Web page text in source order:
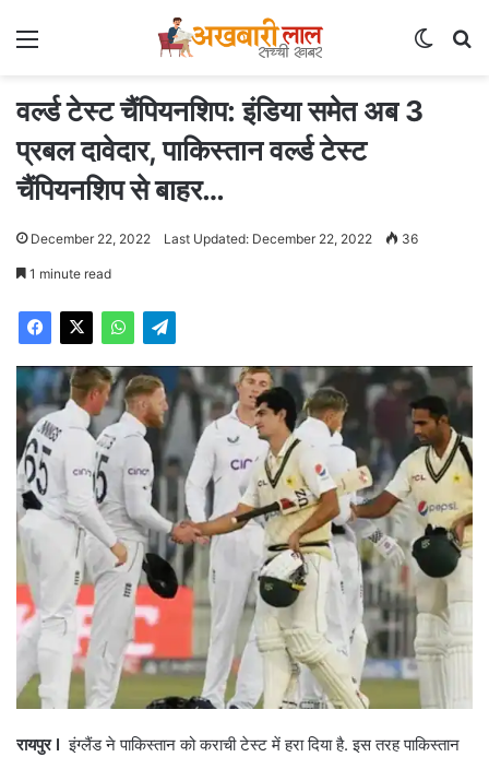
Menu
वर्ल्ड टेस्ट चैंपियनशिप: इंडिया समेत अब 3
प्रबल दावेदार, पाकिस्तान वर्ल्ड टेस्ट
चैंपियनशिप से बाहर…
December 22, 2022 Last Updated: December 22, 2022 36
1 minute read
रायपुर I इंग्लैंड ने पाकिस्तान को कराची टेस्ट में हरा दिया है. इस तरह पाकिस्तान